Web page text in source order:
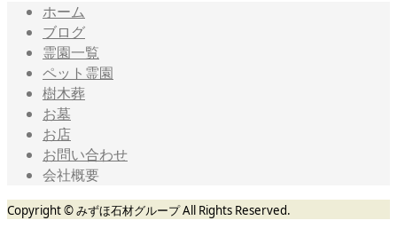
ホーム
ブログ
霊園一覧
ペット霊園
樹木葬
お墓
お店
お問い合わせ
会社概要
Copyright © みずほ石材グループ All Rights Reserved.